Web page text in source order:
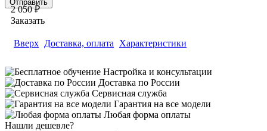
2 050 ₽
Заказать
Вверх Доставка, оплата Характеристики
Настройка и консультации
Доставка по России
Сервисная служба
Гарантия на все модели
Любая форма оплаты
Нашли дешевле?